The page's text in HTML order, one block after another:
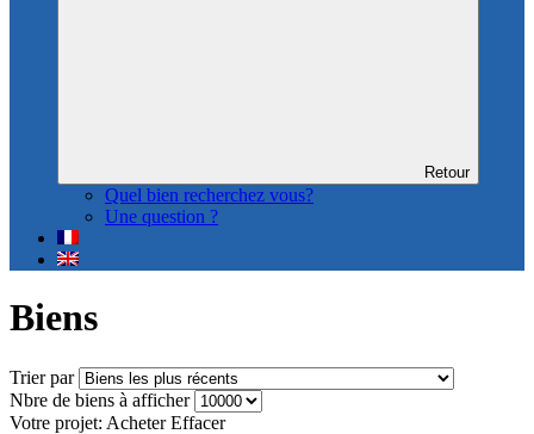
Retour
Quel bien recherchez vous?
Une question ?
Biens
Trier par
Nbre de biens à afficher
Votre projet: AcheterEffacer